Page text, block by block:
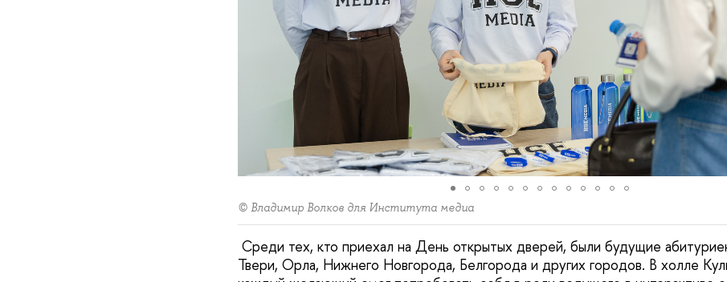
© Владимир Волков для Института медиа
Среди тех, кто приехал на День открытых дверей, были будущие
Твери, Орла, Нижнего Новгорода, Белгорода и других городов. В холле